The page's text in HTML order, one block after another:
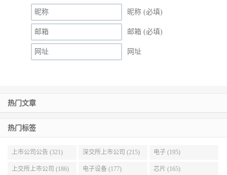
昵称 (必填)
邮箱 (必填)
网址
热门文章
热门标签
上市公司公告 (321) 深交所上市公司 (215) 电子 (195)
上交所上市公司 (186) 电子设备 (177) 芯片 (165)